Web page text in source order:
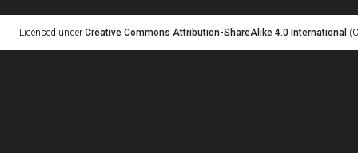
Licensed under Creative Commons Attribution-ShareAlike 4.0 International